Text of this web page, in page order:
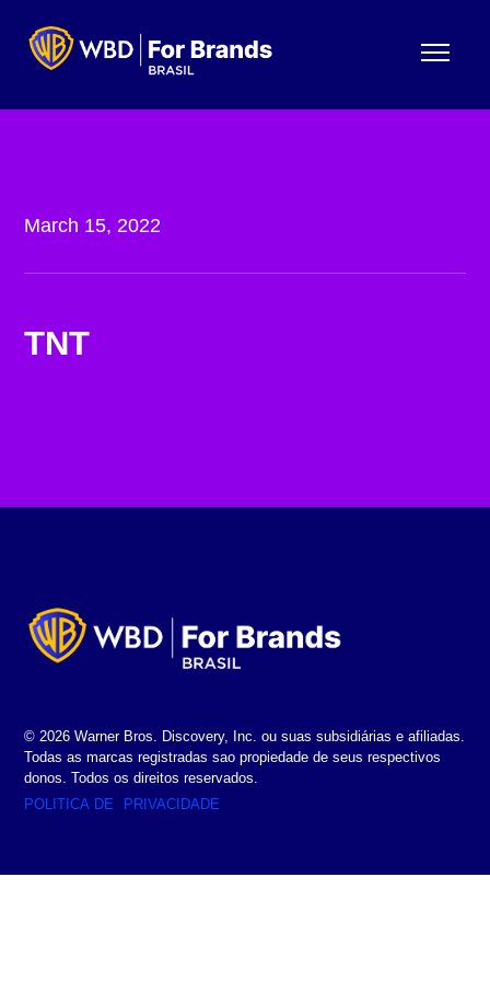
March 15, 2022
TNT
© 2026 Warner Bros. Discovery, Inc. ou suas subsidiárias e afiliadas.
Todas as marcas registradas sao propiedade de seus respectivos
donos. Todos os direitos reservados.
POLITICA DE
PRIVACIDADE